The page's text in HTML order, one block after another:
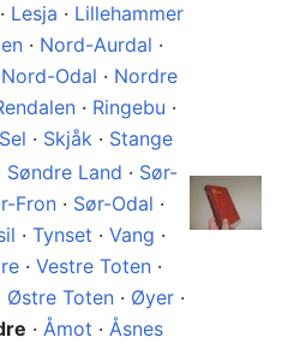
· Lesja · Lillehammer
· Nord-Aurdal ·
Nord-Odal · Nordre
· Ringebu ·
Sel · Skjåk · Stange
Søndre Land · Sør-
Fron · Sør-Odal ·
· Tynset · Vang ·
· Vestre Toten ·
Østre Toten· Øyer·
· Åmot · Åsnes